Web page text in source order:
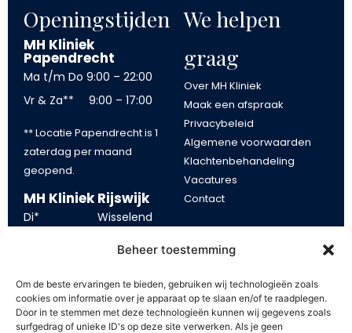
Beheer toestemming
Om de beste ervaringen te bieden, gebruiken wij technologieën zoals
cookies om informatie over je apparaat op te slaan en/of te raadplegen.
Door in te stemmen met deze technologieën kunnen wij gegevens zoals
surfgedrag of unieke ID's op deze site verwerken. Als je geen
Openingstijden
MH Kliniek
Papendrecht
Ma t/m Do 9:00 – 22:00
Vr & Za**
9:00 – 17:00
** Locatie Papendrecht is 1
zaterdag per maand
geopend.
MH Kliniek Rijswijk
Di*
Wisselend
*tijden op dinsdag kunnen
eerder of later beginnen.
We helpen
graag
Over MH Kliniek
Maak een afspraak
Privacybeleid
Algemene voorwaarden
Klachtenbehandeling
Vacatures
Contact
Blijf op de
hoogte
Blijf op de hoogte van onze
aanbiedingen. Schrijf u in op